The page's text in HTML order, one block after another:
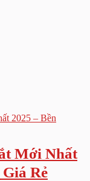
Mới Nhất
Rẻ